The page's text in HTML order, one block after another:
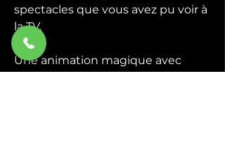
spectacles que vous avez pu voir à
la TV.
Une animation magique avec